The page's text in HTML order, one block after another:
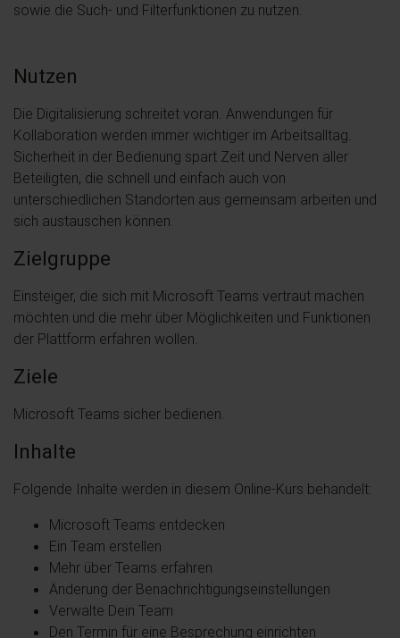
sowie die Such- und Filterfunktionen zu nutzen.
Nutzen
Die Digitalisierung schreitet voran. Anwendungen für
Kollaboration werden immer wichtiger im Arbeitsalltag.
Sicherheit in der Bedienung spart Zeit und Nerven aller
Beteiligten, die schnell und einfach auch von
unterschiedlichen Standorten aus gemeinsam arbeiten und
sich austauschen können.
Zielgruppe
Einsteiger, die sich mit Microsoft Teams vertraut machen
möchten und die mehr über Möglichkeiten und Funktionen
der Plattform erfahren wollen.
Ziele
Microsoft Teams sicher bedienen.
Inhalte
Folgende Inhalte werden in diesem Online-Kurs behandelt:
Microsoft Teams entdecken
Ein Team erstellen
Mehr über Teams erfahren
Änderung der Benachrichtigungseinstellungen
Verwalte Dein Team
Den Termin für eine Besprechung einrichten